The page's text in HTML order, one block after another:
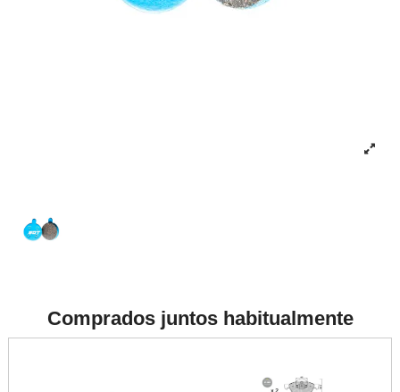
Comprados juntos habitualmente